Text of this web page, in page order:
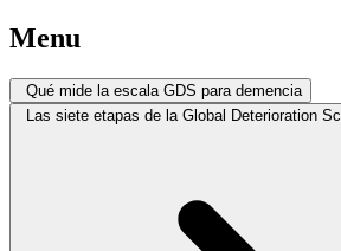
Menu
Qué mide la escala GDS para demencia
Las siete etapas de la Global Deterioration